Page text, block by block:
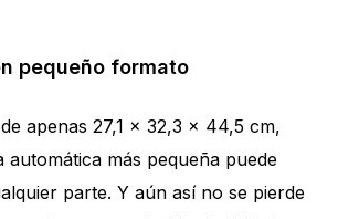
pequeño formato
apenas 27,1 x 32,3 x 44,5 cm,
automática más pequeña puede
parte. Y aún así no se pierde